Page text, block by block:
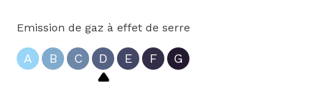
Emission de gaz à effet de serre
A B C D E F G